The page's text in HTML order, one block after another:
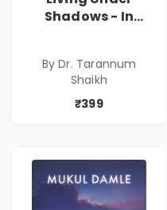
Shadows - In
Tarannum Shaikh
| Pre-Order
By Dr. Tarannum
Shaikh
₹399